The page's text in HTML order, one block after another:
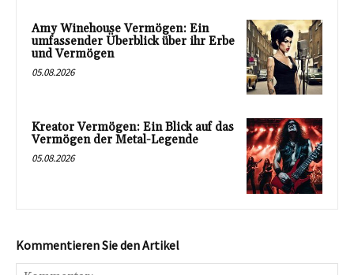
Amy Winehouse Vermögen: Ein
umfassender Überblick über ihr Erbe
und Vermögen
05.08.2026
Kreator Vermögen: Ein Blick auf das
Vermögen der Metal-Legende
05.08.2026
Kommentieren Sie den Artikel